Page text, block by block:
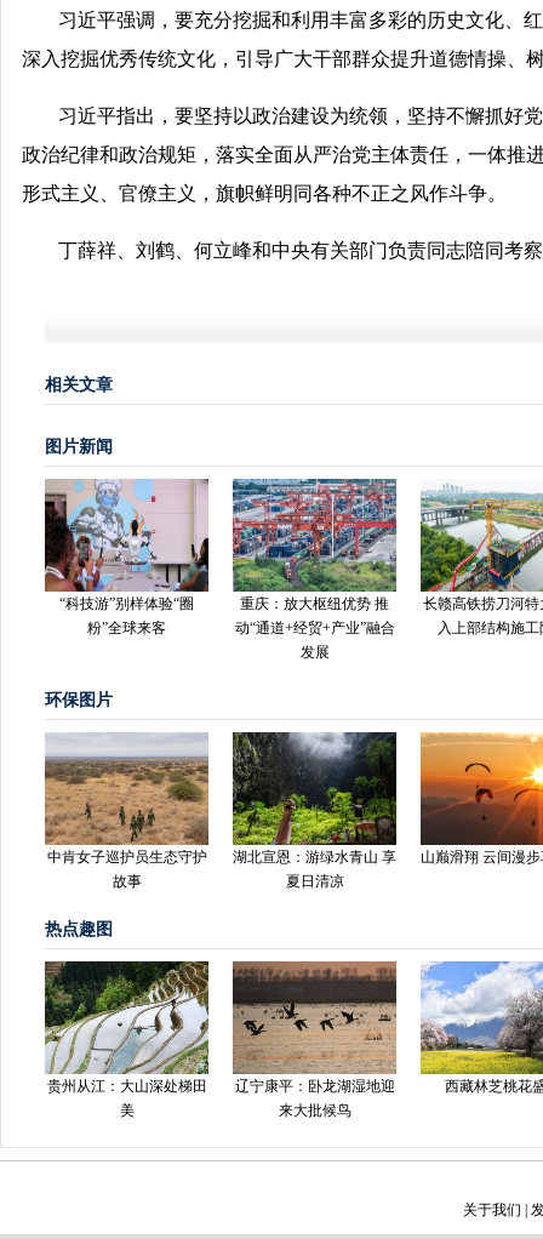
习近平强调，要充分挖掘和利用丰富多彩的历史文化、
深入挖掘优秀传统文化，引导广大干部群众提升道德情操、
习近平指出，要坚持以政治建设为统领，坚持不懈抓好
政治纪律和政治规矩，落实全面从严治党主体责任，一体推
形式主义、官僚主义，旗帜鲜明同各种不正之风作斗争。
丁薛祥、刘鹤、何立峰和中央有关部门负责同志陪同考
相关文章